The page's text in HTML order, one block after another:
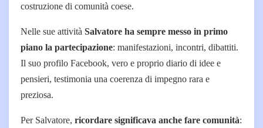
costruzione di comunità coese.
Nelle sue attività Salvatore ha sempre messo in primo
piano la partecipazione: manifestazioni, incontri, dibattiti.
Il suo profilo Facebook, vero e proprio diario di idee e
pensieri, testimonia una coerenza di impegno rara e
preziosa.
Per Salvatore, ricordare significava anche fare comunità: